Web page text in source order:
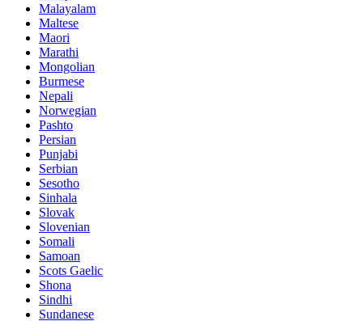
Malayalam
Maltese
Maori
Marathi
Mongolian
Burmese
Nepali
Norwegian
Pashto
Persian
Punjabi
Serbian
Sesotho
Sinhala
Slovak
Slovenian
Somali
Samoan
Scots Gaelic
Shona
Sindhi
Sundanese